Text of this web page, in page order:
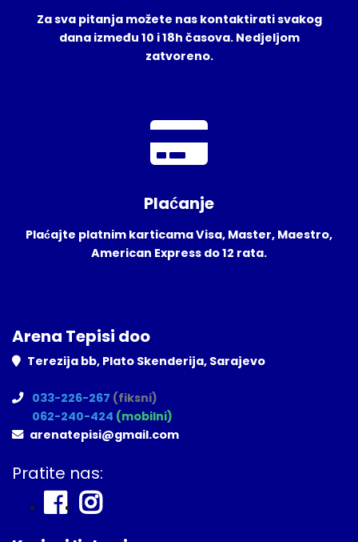
Za sva pitanja možete nas kontaktirati svakog
dana između 10 i 18h časova. Nedjeljom
zatvoreno.
Plaćanje
Plaćajte platnim karticama Visa, Master, Maestro,
American Express do 12 rata.
Arena Tepisi doo
Terezija bb, Plato Skenderija, Sarajevo
033-226-267 (fiksni)
062-240-424 (mobilni)
arenatepisi@gmail.com
Pratite nas: